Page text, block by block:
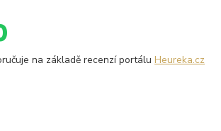
na základě recenzí portáluHeureka.cz